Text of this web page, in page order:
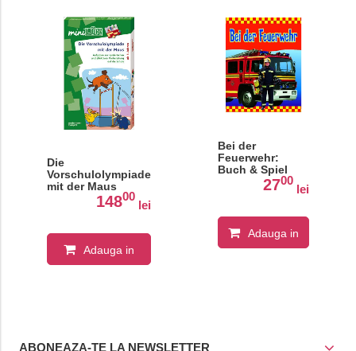
Die
Vorschulolympiade
mit der Maus
Aufgaben zur
spielerischen und
Vorbereitung auf
die Schule für
Kinder ab 4 Jahren
14800
lei
Adauga in
Bei der
Feuerwehr:
Buch & Spiel
2700
lei
Adauga in
ABONEAZA-TE LA NEWSLETTER